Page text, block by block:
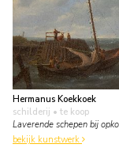
Hermanus Koekkoek
schilderij • te koop
Laverende schepen bij
bekijk kunstwerk